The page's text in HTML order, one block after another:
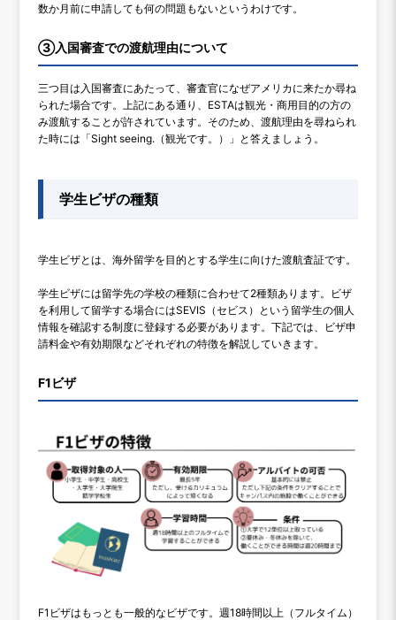
数か月前に申請しても何の問題もないというわけです。
③入国審査での渡航理由について
三つ目は入国審査にあたって、審査官になぜアメリカに来たか尋ね
られた場合です。上記にある通り、ESTAは観光・商用目的の方の
み渡航することが許されています。そのため、渡航理由を尋ねられ
た時には「Sight seeing.（観光です。）」と答えましょう。
学生ビザの種類
学生ビザとは、海外留学を目的とする学生に向けた渡航査証です。
学生ビザには留学先の学校の種類に合わせて2種類あります。ビザ
を利用して留学する場合にはSEVIS（セビス）という留学生の個人
情報を確認する制度に登録する必要があります。下記では、ビザ申
請料金や有効期限などそれぞれの特徴を解説していきます。
F1ビザ
F1ビザはもっとも一般的なビザです。週18時間以上（フルタイム）